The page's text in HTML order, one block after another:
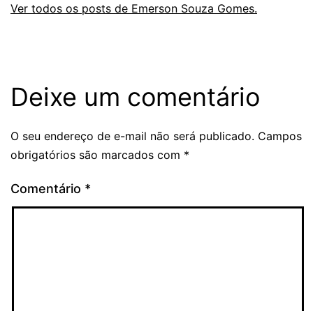
Ver todos os posts de Emerson Souza Gomes.
Deixe um comentário
O seu endereço de e-mail não será publicado. Campos
obrigatórios são marcados com *
Comentário *